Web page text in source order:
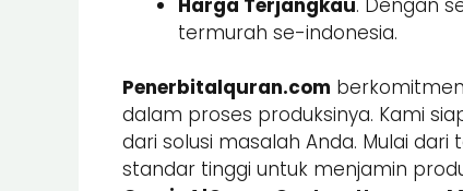
termurah se-indonesia.
Penerbitalquran.com
dalam proses produksinya. Kami
dari solusi masalah Anda. Mulai
standar tinggi untuk menjamin